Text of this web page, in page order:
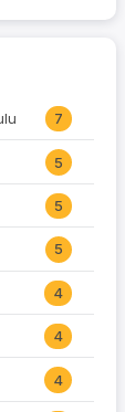
7
5
5
5
4
4
4